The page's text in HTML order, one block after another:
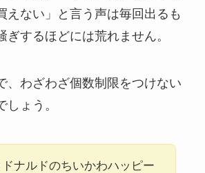
えない」と言う声は毎回出るも
ぎするほどには荒れません。
、わざわざ個数制限をつけない
しょう。
ドナルドのちいかわハッピー